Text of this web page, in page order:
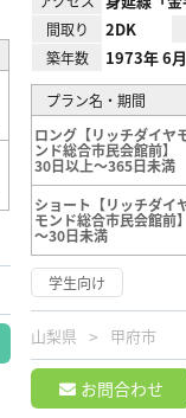
間取り 2DK
築年数 1973年 6
プラン名・期間
ロング【リッチダイヤ
ンド総合市民会館前】
30日以上～365日未満
ショート【リッチダイ
モンド総合市民会館前】
～30日未満
学生向け
山梨県 甲府市
お問合わせ